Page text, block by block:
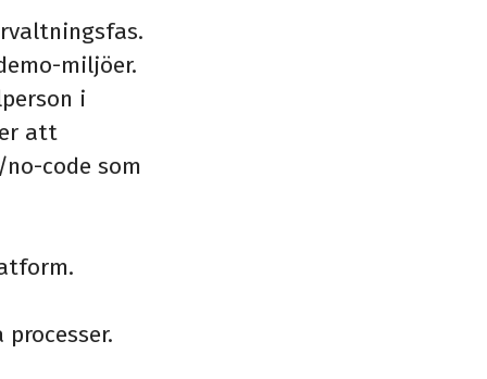
miljöer.
i
att
code som